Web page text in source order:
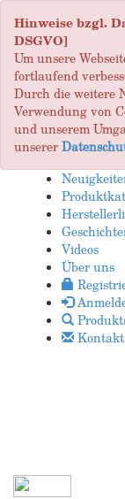
Hinweise bzgl.
DSGVO]
Um unsere
fortlaufend
Durch die weitere
Verwendung von
und unserem
unserer
Videos
Über uns
Kontakt